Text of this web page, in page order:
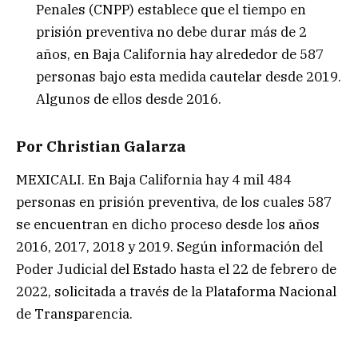
Penales (CNPP) establece que el tiempo en
prisión preventiva no debe durar más de 2
años, en Baja California hay alrededor de 587
personas bajo esta medida cautelar desde 2019.
Algunos de ellos desde 2016.
Por Christian Galarza
MEXICALI. En Baja California hay 4 mil 484
personas en prisión preventiva, de los cuales 587
se encuentran en dicho proceso desde los años
2016, 2017, 2018 y 2019. Según información del
Poder Judicial del Estado hasta el 22 de febrero de
2022, solicitada a través de la Plataforma Nacional
de Transparencia.